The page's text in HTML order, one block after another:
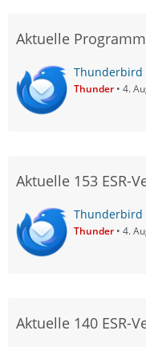
Aktuelle
Thunderbird
Thunder 4.
Aktuelle 153 ESR-
Thunderbird
Thunder 4.
Aktuelle 140 ESR-